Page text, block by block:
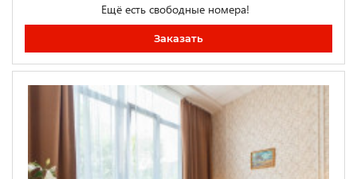
Ещё есть свободные номера!
Заказать